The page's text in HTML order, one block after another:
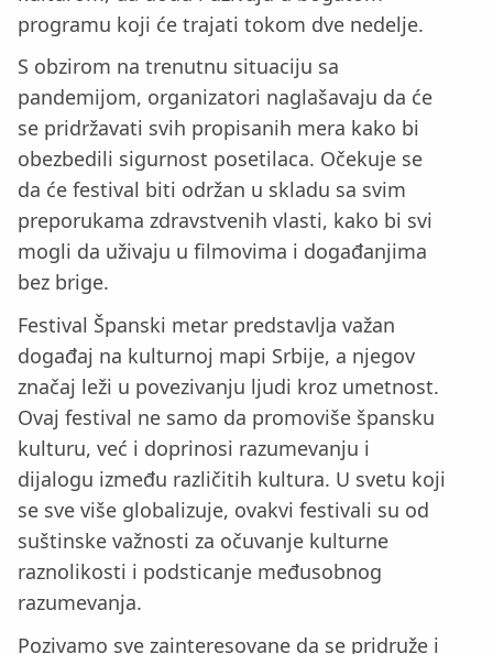
programu koji će trajati tokom dve nedelje.
S obzirom na trenutnu situaciju sa
pandemijom, organizatori naglašavaju da će
se pridržavati svih propisanih mera kako bi
obezbedili sigurnost posetilaca. Očekuje se
da će festival biti održan u skladu sa svim
preporukama zdravstvenih vlasti, kako bi svi
mogli da uživaju u filmovima i događanjima
bez brige.
Festival Španski metar predstavlja važan
događaj na kulturnoj mapi Srbije, a njegov
značaj leži u povezivanju ljudi kroz umetnost.
Ovaj festival ne samo da promoviše špansku
kulturu, već i doprinosi razumevanju i
dijalogu između različitih kultura. U svetu koji
se sve više globalizuje, ovakvi festivali su od
suštinske važnosti za očuvanje kulturne
raznolikosti i podsticanje međusobnog
razumevanja.
Pozivamo sve zainteresovane da se pridruže i